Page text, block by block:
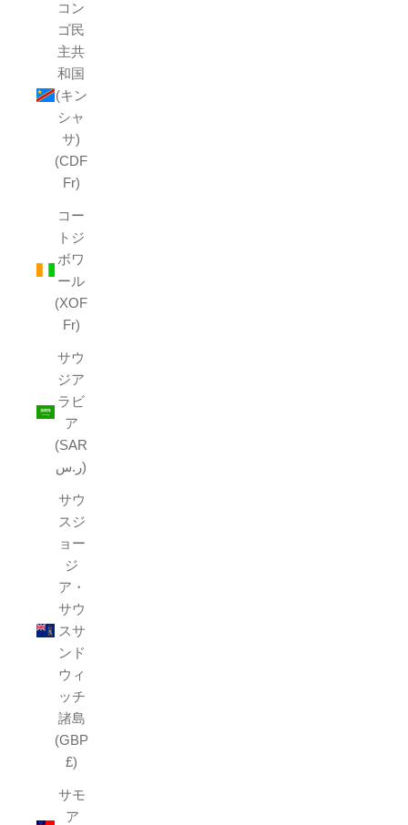
コン
ゴ民
主共
和国
(キン
シャ
サ)
(CDF
Fr)
コー
トジ
ボワ
ール
(XOF
Fr)
サウ
ジア
ラビ
ア
(SAR
ر.س)
サウ
スジ
ョー
ジ
ア・
サウ
スサ
ンド
ウィ
ッチ
諸島
(GBP
£)
サモ
ア